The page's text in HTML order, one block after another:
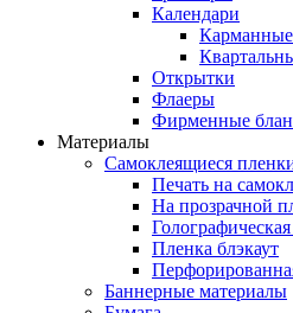
Календари
Карманные
Открытки
Флаеры
Фирменные
Материалы
Самоклеящиеся
Печать на
На прозрачной
Пленка блэкаут
Баннерные материалы